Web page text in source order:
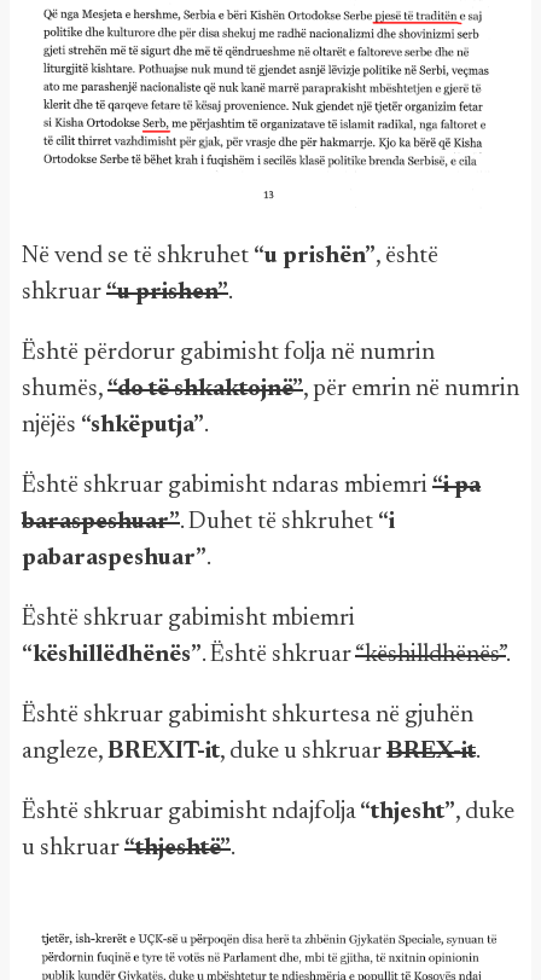
Në vend se të shkruhet “u prishën”, është
shkruar “u prishen”.
Është përdorur gabimisht folja në numrin
shumës, “do të shkaktojnë”, për emrin në numrin
njëjës “shkëputja”.
Është shkruar gabimisht ndaras mbiemri “i pa
baraspeshuar”. Duhet të shkruhet “i
pabaraspeshuar”.
Është shkruar gabimisht mbiemri
“këshillëdhënës”. Është shkruar“këshilldhënës”.
Është shkruar gabimisht shkurtesa në gjuhën
angleze, BREXIT-it, duke u shkruar BREX-it.
Është shkruar gabimisht ndajfolja “thjesht”, duke
u shkruar “thjeshtë”.